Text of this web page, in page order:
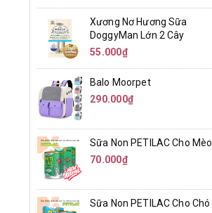
Xương Nơ Hương Sữa
DoggyMan Lớn 2 Cây
55.000₫
Balo Moorpet
290.000₫
Sữa Non PETILAC Cho Mèo
70.000₫
Sữa Non PETILAC Cho Chó